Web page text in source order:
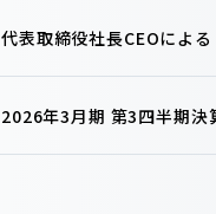
代表取締役社長CEOによ
2026年3月期 第3四半期決